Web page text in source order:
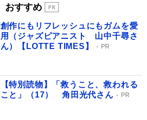
おすすめ
創作にもリフレッシュにもガムを愛
用（ジャズピアニスト 山中千尋さ
ん）【LOTTE TIMES】
PR
【特別読物】「救うこと、救われる
こと」（17） 角田光代さん
PR